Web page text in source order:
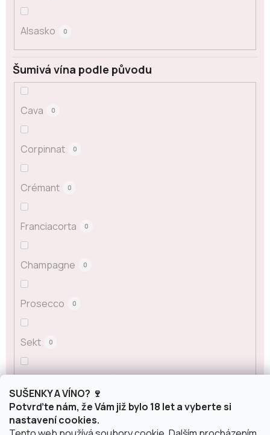
SUŠENKY A VÍNO? 🍷
Potvrďte nám, že Vám již bylo 18 let a vyberte si
nastavení cookies.
Alsasko 0
Šumivá vína podle původu
Cava 0
Corpinnat 0
Crémant 0
Franciacorta 0
Champagne 0
Prosecco 0
Sekt 0
Obsah alkoholu